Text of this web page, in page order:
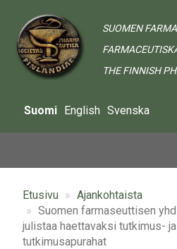
pääsisältöön
SUOMEN
THE FINNISH
Suomi English Svenska
Etusivu
Ajankohtaista
Suomen farmaseuttisen
julistaa haettavaksi tutkimus-
tutkimusapurahat